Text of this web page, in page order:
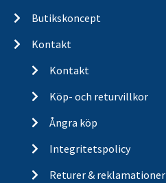
Butikskoncept
Kontakt
Kontakt
Köp- och returvillkor
Ångra köp
Integritetspolicy
Returer & reklamationer